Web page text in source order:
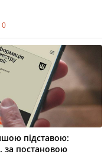
0
підставою:
за постановою